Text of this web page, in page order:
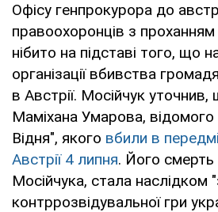
Офісу генпрокурора до
правоохоронців з
нібито на підставі того, що
організації вбивства
в Австрії. Мосійчук
Маміхана Умарова,
Відня", якого вбили в
Австрії 4 липня. Його
Мосійчука, стала наслідком
контррозвідувальної гри